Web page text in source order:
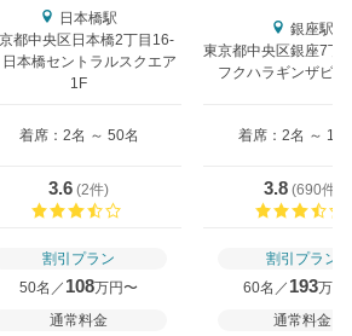
日本橋駅
都中央区日本橋2丁目16-
日本橋セントラルスクエア
1F
銀座駅
東京都中央区銀座7
フクハラギンザビ
着席：2名 ～ 50名 着席：2名 ～
3.6 (2件)
3.8 (690件
割引プラン
50名／ 108万円〜
通常料金
割引プラン
60名／ 193万円
通常料金